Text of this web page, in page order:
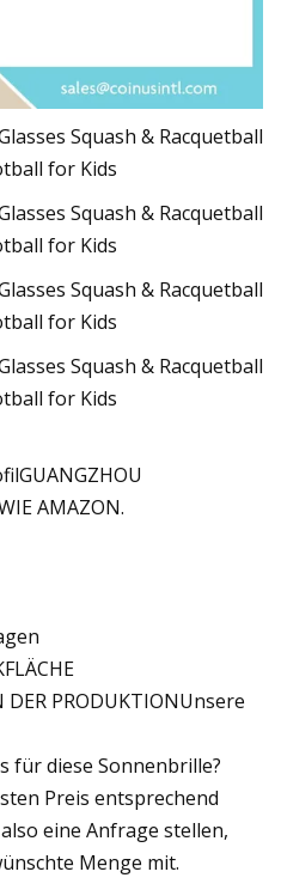
AMAZON.
DER PRODUKTIONUnsere
für diese Sonnenbrille?
Preis entsprechend
eine Anfrage stellen,
Menge mit.